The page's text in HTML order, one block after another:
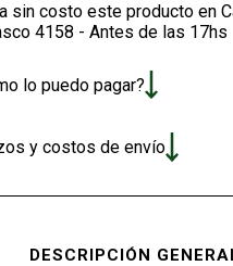
sin costo este producto en
4158 - Antes de las 17hs
lo puedo pagar?
y costos de envío
DESCRIPCIÓN